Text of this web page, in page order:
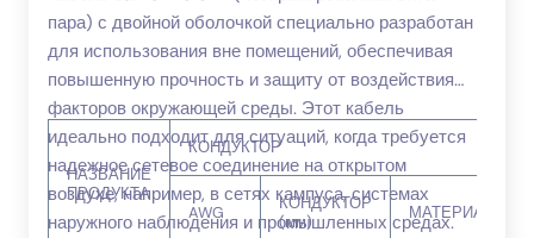
пара) с двойной оболочкой специально разработан
для использования вне помещений, обеспечивая
повышенную прочность и защиту от воздействия
факторов окружающей среды. Этот кабель
идеально подходит для ситуаций, когда требуется
надежное сетевое соединение на открытом
воздухе, например, в сетях кампуса, системах
наружного наблюдения и промышленных средах.
НАЗВАНИЕ
ПРОДУКТА
КОНДУКТОР
AWG
КОНДУКТОР
(мм)
МАТЕРИАЛ